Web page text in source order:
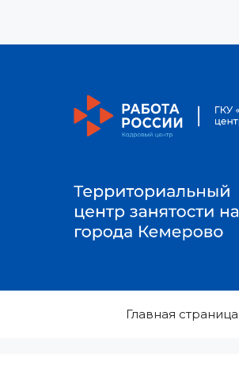
содержимому
Главная страница